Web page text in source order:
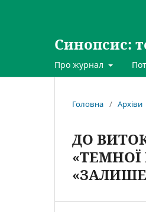
Синопсис:
Про журнал
Головна / Архіви
ДО